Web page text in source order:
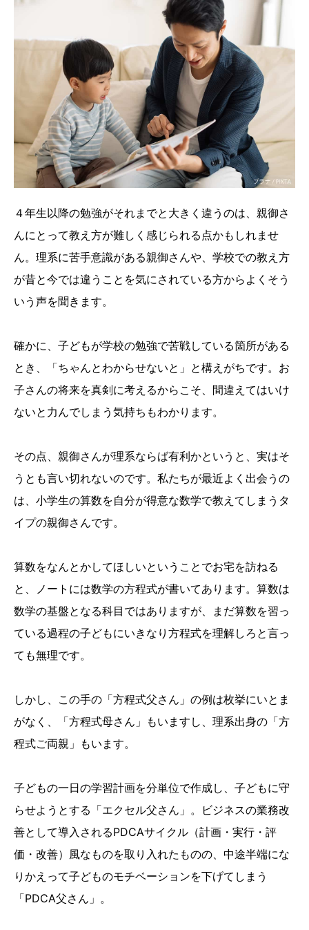
４年生以降の勉強がそれまでと大きく違うのは、親御さ
んにとって教え方が難しく感じられる点かもしれませ
ん。理系に苦手意識がある親御さんや、学校での教え方
が昔と今では違うことを気にされている方からよくそう
いう声を聞きます。
確かに、子どもが学校の勉強で苦戦している箇所がある
とき、「ちゃんとわからせないと」と構えがちです。お
子さんの将来を真剣に考えるからこそ、間違えてはいけ
ないと力んでしまう気持ちもわかります。
その点、親御さんが理系ならば有利かというと、実はそ
うとも言い切れないのです。私たちが最近よく出会うの
は、小学生の算数を自分が得意な数学で教えてしまうタ
イプの親御さんです。
算数をなんとかしてほしいということでお宅を訪ねる
と、ノートには数学の方程式が書いてあります。算数は
数学の基盤となる科目ではありますが、まだ算数を習っ
ている過程の子どもにいきなり方程式を理解しろと言っ
ても無理です。
しかし、この手の「方程式父さん」の例は枚挙にいとま
がなく、「方程式母さん」もいますし、理系出身の「方
程式ご両親」もいます。
子どもの一日の学習計画を分単位で作成し、子どもに守
らせようとする「エクセル父さん」。ビジネスの業務改
善として導入されるPDCAサイクル（計画・実行・評
価・改善）風なものを取り入れたものの、中途半端にな
りかえって子どものモチベーションを下げてしまう
「PDCA父さん」。